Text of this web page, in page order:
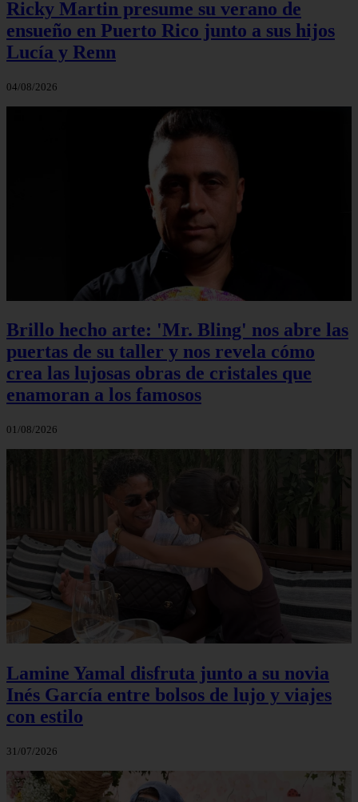
Ricky Martin presume su verano de
ensueño en Puerto Rico junto a sus hijos
Lucía y Renn
04/08/2026
Brillo hecho arte: 'Mr. Bling' nos abre las
puertas de su taller y nos revela cómo
crea las lujosas obras de cristales que
enamoran a los famosos
01/08/2026
Lamine Yamal disfruta junto a su novia
Inés García entre bolsos de lujo y viajes
con estilo
31/07/2026